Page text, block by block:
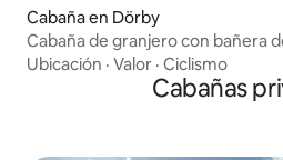
Cabaña en Dörby
Cabaña de granjero con bañera
Ubicación · Valor · Ciclismo
Cabañas